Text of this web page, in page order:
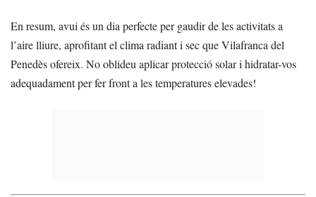
En resum, avui és un dia perfecte per gaudir de les activitats a
l’aire lliure, aprofitant el clima radiant i sec que Vilafranca del
Penedès ofereix. No oblideu aplicar protecció solar i hidratar-vos
adequadament per fer front a les temperatures elevades!